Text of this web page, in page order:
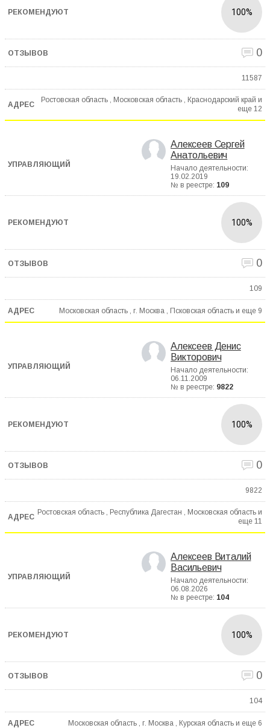
100%
0
11587
Ростовская область , Московская область , Краснодарский край и
еще 12
Алексеев Сергей
Анатольевич
Начало деятельности:
19.02.2019
№ в реестре: 109
100%
0
109
Московская область , г. Москва , Псковская область и еще 9
Алексеев Денис
Викторович
Начало деятельности:
06.11.2009
№ в реестре: 9822
100%
0
9822
Ростовская область , Республика Дагестан , Московская область и
еще 11
Алексеев Виталий
Васильевич
Начало деятельности:
06.08.2026
№ в реестре: 104
100%
0
104
Московская область , г. Москва , Курская область и еще 6